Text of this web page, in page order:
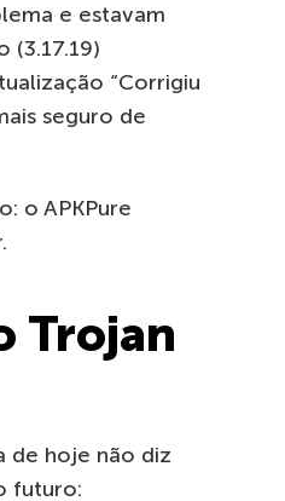
e estavam
(3.17.19)
“Corrigiu
seguro de
o APKPure
Trojan
de hoje não diz
futuro: